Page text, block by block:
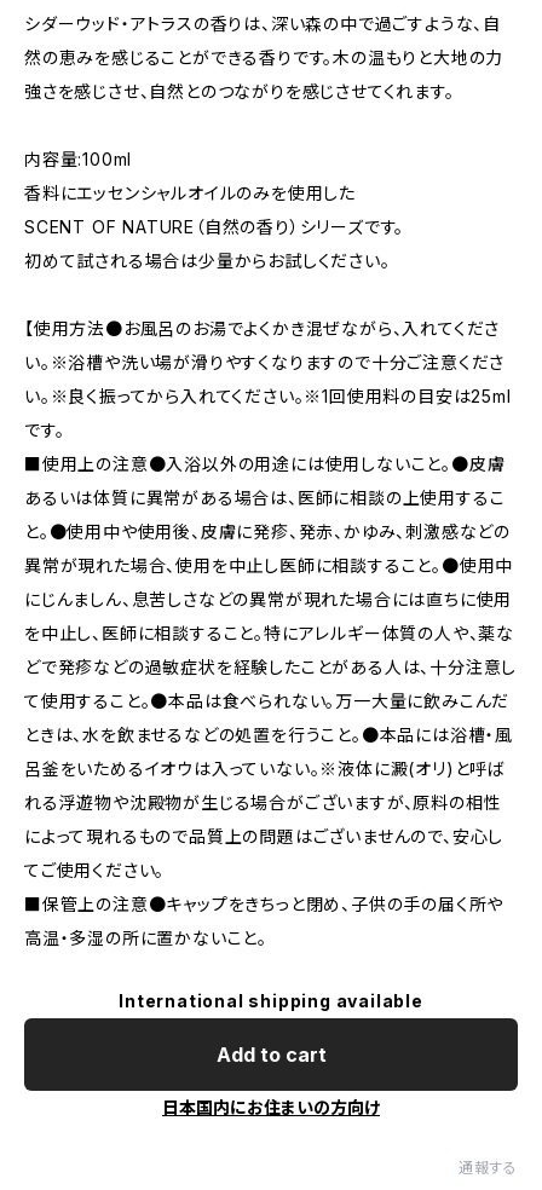
シダーウッド・アトラスの香りは、深い森の中で過ごすような、自
然の恵みを感じることができる香りです。木の温もりと大地の力
強さを感じさせ、自然とのつながりを感じさせてくれます。
内容量:100ml
香料にエッセンシャルオイルのみを使用した
SCENT OF NATURE（自然の香り）シリーズです。
初めて試される場合は少量からお試しください。
【使用方法●お風呂のお湯でよくかき混ぜながら、入れてくださ
い。※浴槽や洗い場が滑りやすくなりますので十分ご注意くださ
い。※良く振ってから入れてください。※1回使用料の目安は25ml
です。
■使用上の注意●入浴以外の用途には使用しないこと。●皮膚
あるいは体質に異常がある場合は、医師に相談の上使用するこ
と。●使用中や使用後、皮膚に発疹、発赤、かゆみ、刺激感などの
異常が現れた場合、使用を中止し医師に相談すること。●使用中
にじんましん、息苦しさなどの異常が現れた場合には直ちに使用
を中止し、医師に相談すること。特にアレルギー体質の人や、薬な
どで発疹などの過敏症状を経験したことがある人は、十分注意し
て使用すること。●本品は食べられない。万一大量に飲みこんだ
ときは、水を飲ませるなどの処置を行うこと。●本品には浴槽・風
呂釜をいためるイオウは入っていない。※液体に澱(オリ)と呼ば
れる浮遊物や沈殿物が生じる場合がございますが、原料の相性
によって現れるもので品質上の問題はございませんので、安心し
てご使用ください。
■保管上の注意●キャップをきちっと閉め、子供の手の届く所や
高温・多湿の所に置かないこと。
International shipping available
Add to cart
日本国内にお住まいの方向け
通報する